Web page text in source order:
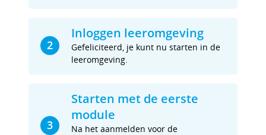
2
Inloggen leeromgeving
Gefeliciteerd, je kunt nu starten in de
leeromgeving.
3
Starten met de eerste
module
Na het aanmelden voor de